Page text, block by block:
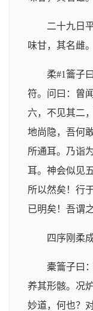
二十九日
味甘，其名雌。
柔#1籥子
符。问曰：曾
六，不见其二
地尚隐，吾何
所通耳。乃诣
耳。神会似见
所以然矣！行
已明矣！吾谓
四序刚柔
橐籥子曰
养其形骸。况
妙道，何也？